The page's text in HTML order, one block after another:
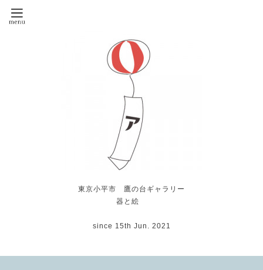
東京小平市 鷹の台ギャラリー
器と絵
since 15th Jun. 2021